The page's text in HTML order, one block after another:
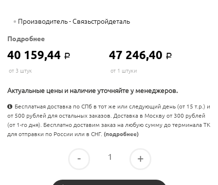
Производитель - Связьстройдеталь
Подробнее
40 159,44 Р 47 246,40 Р
от 3 штук от 1 штуки
Актуальные цены и наличие уточняйте у менеджеров.
Бесплатная доставка по СПб в тот же или следующий день (от 15 т.р.) и
от 500 рублей для остальных заказов. Доставка в Москву от 300 рублей
(от 1-го дня). Бесплатно доставим заказ на любую сумму до терминала ТК
для отправки по России или в СНГ. (подробнее)
- +